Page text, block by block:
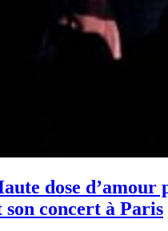
dose d’amour
concert à Paris